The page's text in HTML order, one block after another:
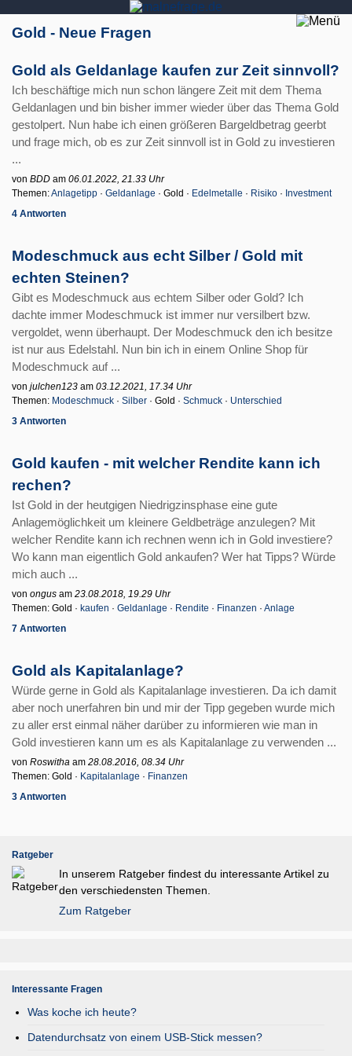
Gold - Neue Fragen
Gold als Geldanlage kaufen zur Zeit sinnvoll?
Ich beschäftige mich nun schon längere Zeit mit dem Thema
Geldanlagen und bin bisher immer wieder über das Thema Gold
gestolpert. Nun habe ich einen größeren Bargeldbetrag geerbt
und frage mich, ob es zur Zeit sinnvoll ist in Gold zu investieren
...
von BDD am 06.01.2022, 21.33 Uhr
Themen:Anlagetipp · Geldanlage · Gold · Edelmetalle · Risiko · Investment
4 Antworten
Modeschmuck aus echt Silber / Gold mit
echten Steinen?
Gibt es Modeschmuck aus echtem Silber oder Gold? Ich
dachte immer Modeschmuck ist immer nur versilbert bzw.
vergoldet, wenn überhaupt. Der Modeschmuck den ich besitze
ist nur aus Edelstahl. Nun bin ich in einem Online Shop für
Modeschmuck auf ...
von julchen123 am 03.12.2021, 17.34 Uhr
Themen: Modeschmuck · Silber · Gold · Schmuck · Unterschied
3 Antworten
Gold kaufen - mit welcher Rendite kann ich
rechen?
Ist Gold in der heutgigen Niedrigzinsphase eine gute
Anlagemöglichkeit um kleinere Geldbeträge anzulegen? Mit
welcher Rendite kann ich rechnen wenn ich in Gold investiere?
Wo kann man eigentlich Gold ankaufen? Wer hat Tipps? Würde
mich auch ...
von ongus am 23.08.2018, 19.29 Uhr
Themen: Gold · kaufen · Geldanlage · Rendite · Finanzen · Anlage
7 Antworten
Gold als Kapitalanlage?
Würde gerne in Gold als Kapitalanlage investieren. Da ich damit
aber noch unerfahren bin und mir der Tipp gegeben wurde mich
zu aller erst einmal näher darüber zu informieren wie man in
Gold investieren kann um es als Kapitalanlage zu verwenden ...
von Roswitha am 28.08.2016, 08.34 Uhr
Themen: Gold · Kapitalanlage · Finanzen
3 Antworten
Ratgeber
In unserem Ratgeber findest du interessante Artikel zu
den verschiedensten Themen.
Zum Ratgeber
Interessante Fragen
Was koche ich heute?
Datendurchsatz von einem USB-Stick messen?